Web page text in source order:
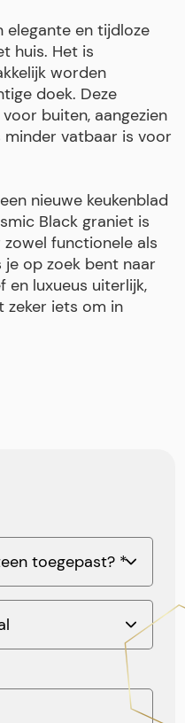
elegante en tijdloze
huis. Het is
worden
doek. Deze
buiten, aangezien
vatbaar is voor
nieuwe keukenblad
Black graniet is
functionele als
op zoek bent naar
en luxueus uiterlijk,
zeker iets om in